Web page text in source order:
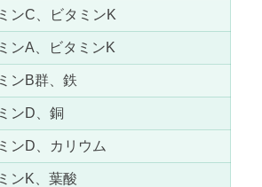
ンC、ビタミンK
ンA、ビタミンK
ンB群、鉄
ンD、銅
ンD、カリウム
ンK、葉酸